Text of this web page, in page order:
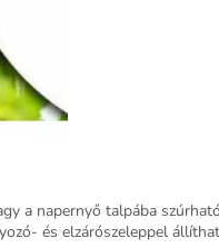
a napernyő talpába
és elzárószeleppel